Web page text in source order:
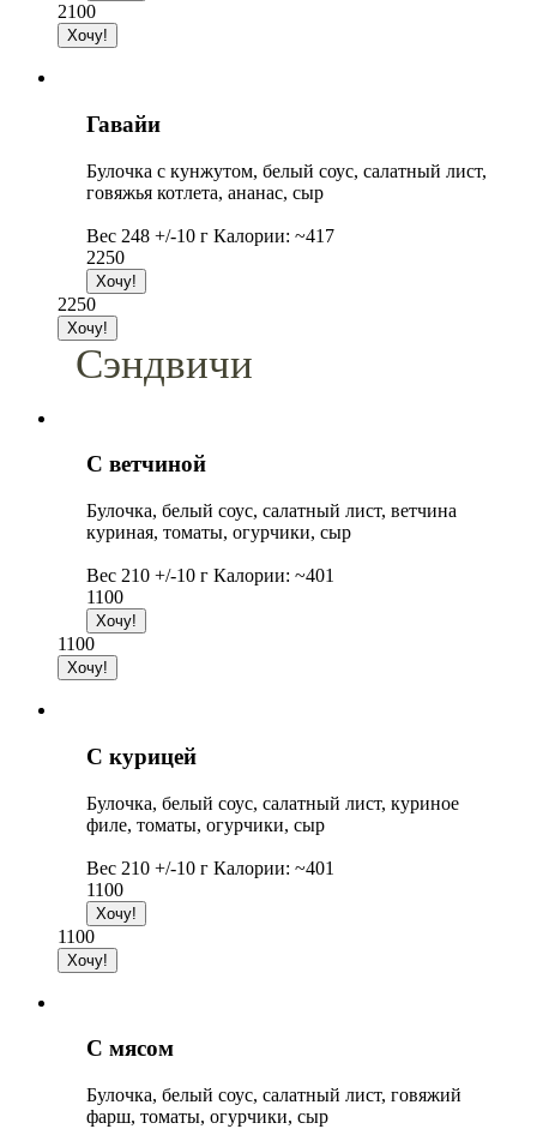
2100
Гавайи
Булочка с кунжутом, белый соус, салатный лист,
говяжья котлета, ананас, сыр
Вес 248 +/-10 г Калории: ~417
2250
2250
Сэндвичи
С ветчиной
Булочка, белый соус, салатный лист, ветчина
куриная, томаты, огурчики, сыр
Вес 210 +/-10 г Калории: ~401
1100
1100
С курицей
Булочка, белый соус, салатный лист, куриное
филе, томаты, огурчики, сыр
Вес 210 +/-10 г Калории: ~401
1100
1100
С мясом
Булочка, белый соус, салатный лист, говяжий
фарш, томаты, огурчики, сыр